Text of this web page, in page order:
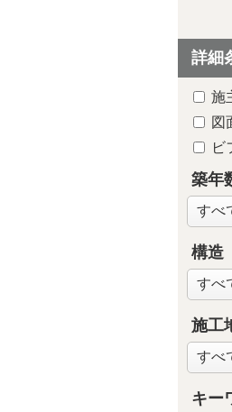
趣
詳細
施
図
ビ
築年
構造
施工
キー